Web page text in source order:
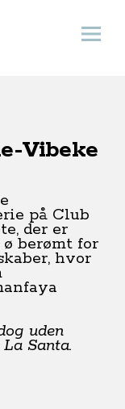
Åbn
Vibeke
på Club
der er
berømt for
hvor
uden
Santa.